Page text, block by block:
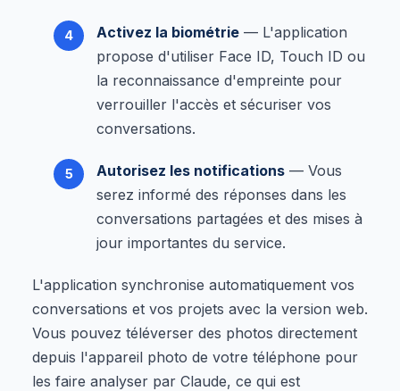
Activez la biométrie — L'application
propose d'utiliser Face ID, Touch ID ou
la reconnaissance d'empreinte pour
verrouiller l'accès et sécuriser vos
conversations.
Autorisez les notifications — Vous
serez informé des réponses dans les
conversations partagées et des mises à
jour importantes du service.
L'application synchronise automatiquement vos
conversations et vos projets avec la version web.
Vous pouvez téléverser des photos directement
depuis l'appareil photo de votre téléphone pour
les faire analyser par Claude, ce qui est